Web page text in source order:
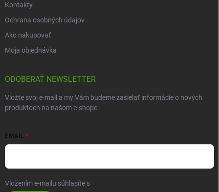
Kontakty
Ochrana osobných údajov
Ako nakupovať
Moja objednávka
ODOBERAŤ NEWSLETTER
Vložte svoj e-mail a my Vám budeme zasielať informácie o nových
produktoch na našom e-shope.
EMAIL
Vložením e-mailu súhlasíte s